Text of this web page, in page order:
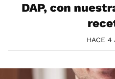
DAP, con
HACE 4